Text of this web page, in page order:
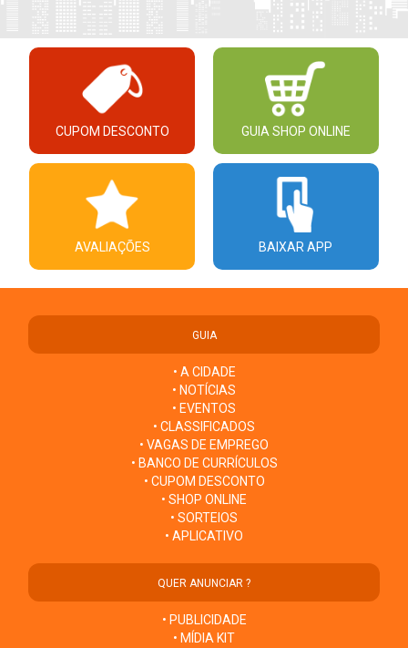
CUPOM DESCONTO GUIA SHOP ONLINE
AVALIAÇÕES BAIXAR APP
GUIA
• A CIDADE
• NOTÍCIAS
• EVENTOS
• CLASSIFICADOS
• VAGAS DE EMPREGO
• BANCO DE CURRÍCULOS
• CUPOM DESCONTO
• SHOP ONLINE
• SORTEIOS
• APLICATIVO
QUER ANUNCIAR ?
• PUBLICIDADE
• MÍDIA KIT